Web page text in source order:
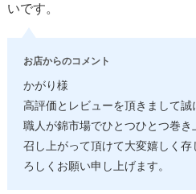
いです。
お店からのコメント
かがり様
高評価とレビューを頂きまして誠
職人が錦市場でひとつひとつ巻き
召し上がって頂けて大変嬉しく存
ろしくお願い申し上げます。